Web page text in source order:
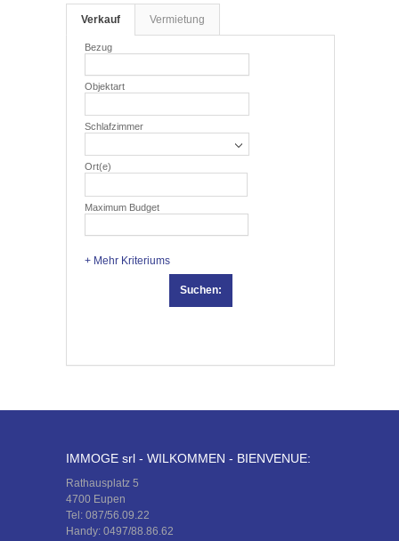
Verkauf Vermietung
Bezug
Objektart
Schlafzimmer
Ort(e)
Maximum Budget
+ Mehr Kriteriums
Suchen:
IMMOGE srl - WILKOMMEN - BIENVENUE:
Rathausplatz 5
4700 Eupen
Tel: 087/56.09.22
Handy: 0497/88.86.62